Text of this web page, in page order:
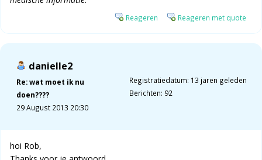
Reageren Reageren met quote
danielle2
Re: wat moet ik nu
doen????
29 August 2013 20:30
Registratiedatum: 13 jaren geleden
Berichten: 92
hoi Rob,